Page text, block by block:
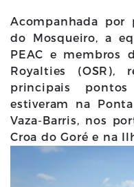
Acompanhada por
do Mosqueiro, a
PEAC e membros
Royalties (OSR),
principais
estiveram na
Vaza-Barris, nos
Croa do Goré e na